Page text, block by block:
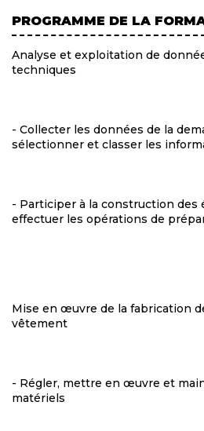
PROGRAMME DE LA
Analyse et exploitation de
techniques
- Collecter les données de la
sélectionner et classer les
- Participer à la construction des
effectuer les opérations de
Mise en œuvre de la fabrication
vêtement
- Régler, mettre en œuvre et
matériels